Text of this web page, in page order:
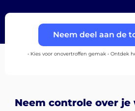
Inloggen
Aanmelden
Neem deel aan de
• Kies voor onovertroffen gemak • Ontdek
Neem controle over